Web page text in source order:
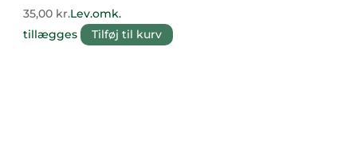
35,00 kr.Lev.omk.
tillægges
Tilføj til kurv